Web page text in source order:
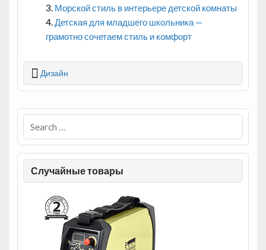
Морской стиль в интерьере детской комнаты
Детская для младшего школьника —
грамотно сочетаем стиль и комфорт
Дизайн
Случайные товары